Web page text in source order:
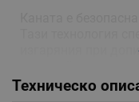
изгаряния при
Техническо